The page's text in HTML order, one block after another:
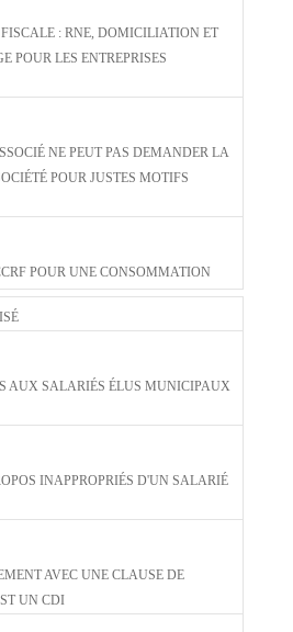
NE PEUT PAS DEMANDER LA
POUR UNE CONSOMMATION
AUX SALARIÉS ÉLUS MUNICIPAUX
INAPPROPRIÉS D'UN SALARIÉ
AVEC UNE CLAUSE DE